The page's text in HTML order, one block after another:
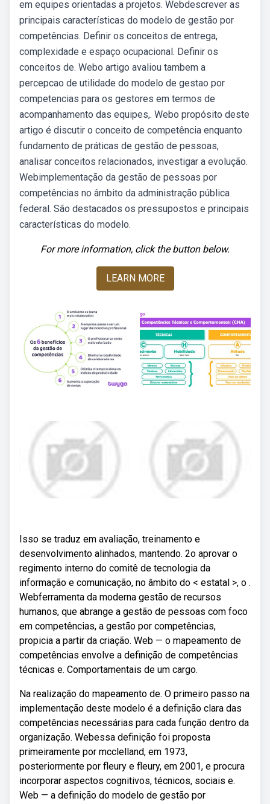
em equipes orientadas a projetos. Webdescrever as
principais características do modelo de gestão por
competências. Definir os conceitos de entrega,
complexidade e espaço ocupacional. Definir os
conceitos de. Webo artigo avaliou tambem a
percepcao de utilidade do modelo de gestao por
competencias para os gestores em termos de
acompanhamento das equipes,. Webo propósito deste
artigo é discutir o conceito de competência enquanto
fundamento de práticas de gestão de pessoas,
analisar conceitos relacionados, investigar a evolução.
Webimplementação da gestão de pessoas por
competências no âmbito da administração pública
federal. São destacados os pressupostos e principais
características do modelo.
For more information, click the button below.
LEARN MORE
Isso se traduz em avaliação, treinamento e
desenvolvimento alinhados, mantendo. 2o aprovar o
regimento interno do comitê de tecnologia da
informação e comunicação, no âmbito do < estatal >, o .
Webferramenta da moderna gestão de recursos
humanos, que abrange a gestão de pessoas com foco
em competências, a gestão por competências,
propicia a partir da criação. Web — o mapeamento de
competências envolve a definição de competências
técnicas e. Comportamentais de um cargo.
Na realização do mapeamento de. O primeiro passo na
implementação deste modelo é a definição clara das
competências necessárias para cada função dentro da
organização. Webessa definição foi proposta
primeiramente por mcclelland, em 1973,
posteriormente por fleury e fleury, em 2001, e procura
incorporar aspectos cognitivos, técnicos, sociais e.
Web — a definição do modelo de gestão por